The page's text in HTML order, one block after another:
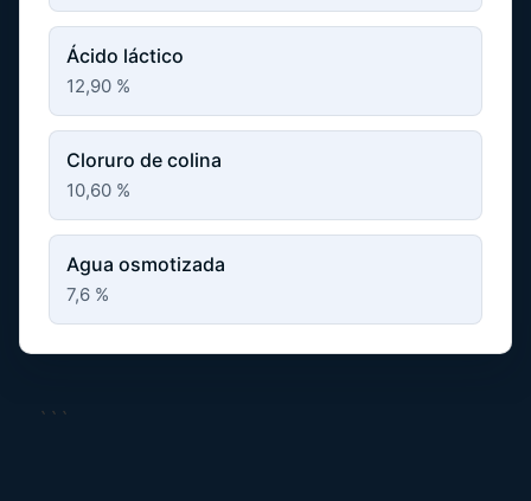
Ácido láctico
12,90 %
Cloruro de colina
10,60 %
Agua osmotizada
7,6 %
```